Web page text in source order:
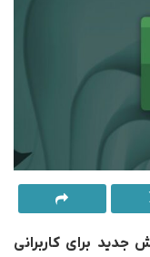
برای کاربرانی